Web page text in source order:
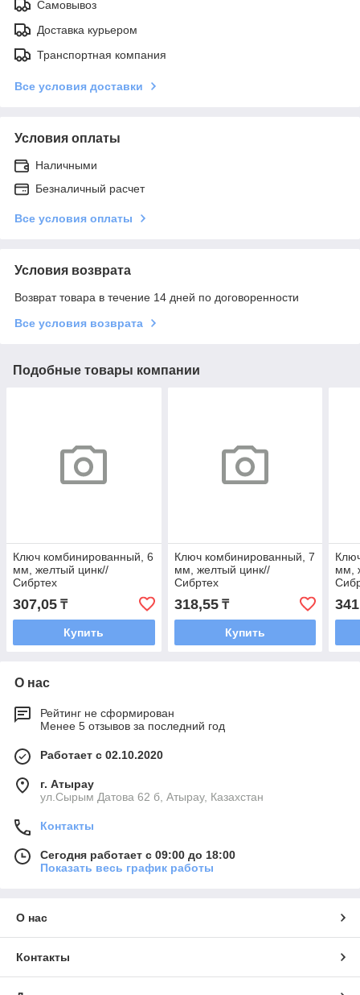
Самовывоз
Доставка курьером
Транспортная компания
Все условия доставки
Условия оплаты
Наличными
Безналичный расчет
Все условия оплаты
Условия возврата
Возврат товара в течение 14 дней по договоренности
Все условия возврата
Подобные товары компании
Ключ комбинированный, 6
мм, желтый цинк//
Сибртех
307,05 ₸
Купить
Ключ комбинированный, 7
мм, желтый цинк//
Сибртех
318,55₸
Купить
мм,
О нас
Рейтинг не сформирован
Менее 5 отзывов за последний год
Работает с 02.10.2020
г. Атырау
ул.Сырым Датова 62 б, Атырау, Казахстан
Контакты
Сегодня работает с 09:00 до 18:00
Показать весь график работы
О нас
Контакты